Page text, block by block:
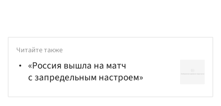
Читайте также
«Россия вышла на матч
с запредельным настроем»